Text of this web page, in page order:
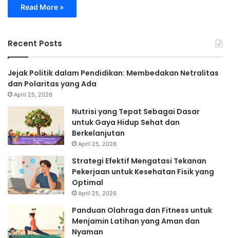
Read More »
Recent Posts
Jejak Politik dalam Pendidikan: Membedakan Netralitas
dan Polaritas yang Ada
April 25, 2026
Nutrisi yang Tepat Sebagai Dasar
untuk Gaya Hidup Sehat dan
Berkelanjutan
April 25, 2026
Strategi Efektif Mengatasi Tekanan
Pekerjaan untuk Kesehatan Fisik yang
Optimal
April 25, 2026
Panduan Olahraga dan Fitness untuk
Menjamin Latihan yang Aman dan
Nyaman